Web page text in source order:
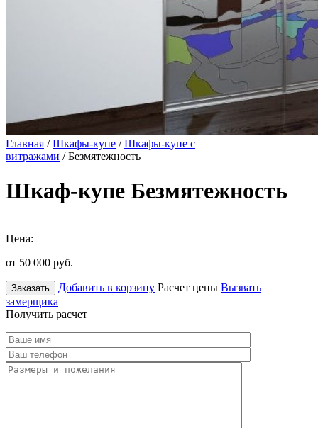
Главная /Шкафы-купе /Шкафы-купе с
витражами / Безмятежность
Шкаф-купе Безмятежность
Цена:
от 50 000 руб.
Заказать Добавить в корзину Расчет цены Вызвать
замерщика
Получить расчет